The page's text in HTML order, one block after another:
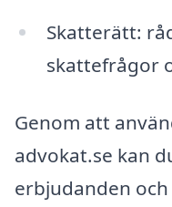
Skatterätt:
skattefrågor
Genom att
advokat.se kan
erbjudanden